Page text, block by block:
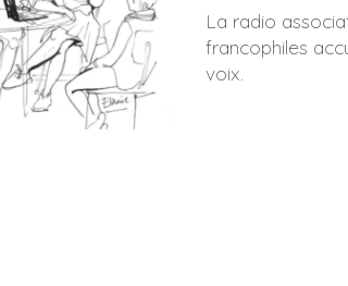
La radio
francophiles
voix.